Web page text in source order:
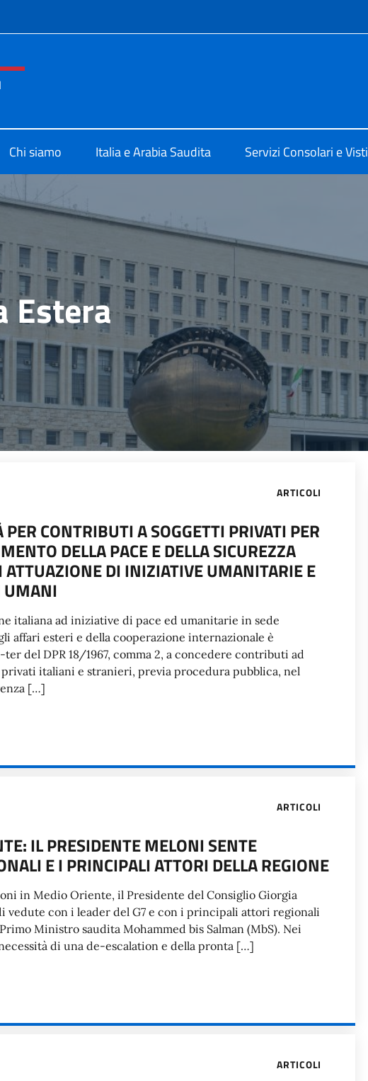
e menù
Chi siamo Italia e Arabia Saudita Servizi Consolari e Visti
Estera
ARTICOLI
CONTRIBUTI A SOGGETTI PRIVATI PER
DELLA PACE E DELLA SICUREZZA
DI INIZIATIVE UMANITARIE E
UMANI
italiana ad iniziative di pace ed umanitarie in sede
affari esteri e della cooperazione internazionale è
ter del DPR 18/1967, comma 2, a concedere contributi ad
italiani e stranieri, previa procedura pubblica, nel
[…]
ARTICOLI
IL PRESIDENTE MELONI SENTE
E I PRINCIPALI ATTORI DELLA REGIONE
in Medio Oriente, il Presidente del Consiglio Giorgia
vedute con i leader del G7 e con i principali attori regionali
Ministro saudita Mohammed bis Salman (MbS). Nei
di una de-escalation e della pronta […]
ARTICOLI